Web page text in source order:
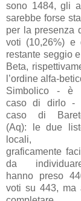
sono 1484, gli
sarebbe forse
per la presenza
voti (10,26%) e
restante seggio
Beta,
l’ordine alfa-
Simbolico - è
caso di dirlo -
caso di
(Aq): le due
locali,
graficamente
da
hanno preso
voti su 443, ma